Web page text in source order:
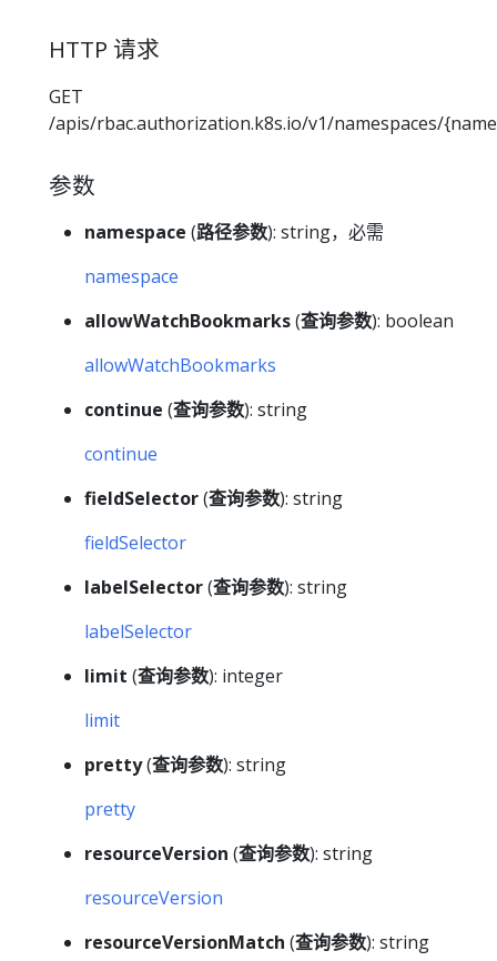
HTTP 请求
GET
/apis/rbac.authorization.k8s.io/v1/namespaces/
参数
namespace (路径参数): string，必需
namespace
allowWatchBookmarks(查询参数): boolean
allowWatchBookmarks
continue (查询参数): string
continue
fieldSelector(查询参数): string
fieldSelector
labelSelector(查询参数): string
labelSelector
limit (查询参数): integer
limit
pretty(查询参数): string
pretty
resourceVersion (查询参数): string
resourceVersion
resourceVersionMatch (查询参数): string